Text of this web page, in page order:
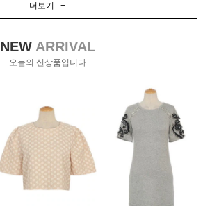
더보기 +
NEWARRIVAL
오늘의 신상품입니다